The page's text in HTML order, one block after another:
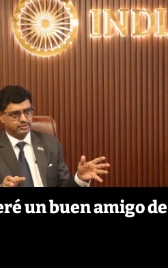
un buen amigo de